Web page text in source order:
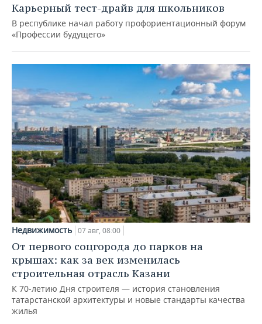
Карьерный тест-драйв для школьников
В республике начал работу профориентационный форум
«Профессии будущего»
Недвижимость 07 авг, 08:00
От первого соцгорода до парков на
крышах: как за век изменилась
строительная отрасль Казани
К 70-летию Дня строителя — история становления
татарстанской архитектуры и новые стандарты качества
жилья